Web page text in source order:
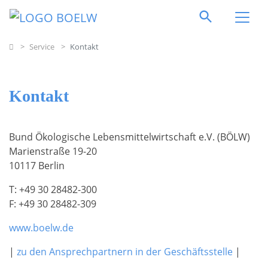
Direkt zum Inhalt springen
HomeService Kontakt
Kontakt
Bund Ökologische Lebensmittelwirtschaft e.V. (BÖLW)
Marienstraße 19-20
10117 Berlin
T: +49 30 28482-300
F: +49 30 28482-309
www.boelw.de
| zu den Ansprechpartnern in der Geschäftsstelle |